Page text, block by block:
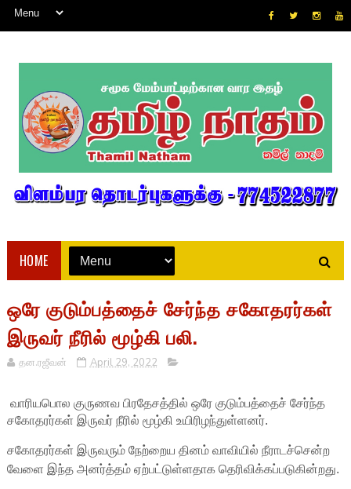
HOME
ஒரே குடும்பத்தைச் சேர்ந்த சகோதரர்கள்
இருவர் நீரில் மூழ்கி பலி.
தன.ரஜீவன் April 29, 2022
வாரியபொல குருணவ பிரதேசத்தில் ஒரே குடும்பத்தைச் சேர்ந்த
சகோதரர்கள் இருவர் நீரில் மூழ்கி உயிரிழந்துள்ளனர்.
சகோதரர்கள் இருவரும் நேற்றைய தினம் வாவியில் நீராடச்சென்ற
வேளை இந்த அனர்த்தம் ஏற்பட்டுள்ளதாக தெரிவிக்கப்படுகின்றது.